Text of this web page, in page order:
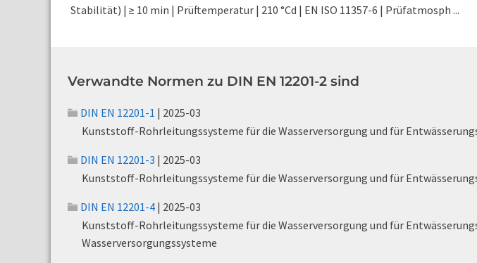
Stabilität) | ≥ 10 min | Prüftemperatur | 210 °Cd | EN ISO 11357-6 | Prüfatmosph ...
Verwandte Normen zu DIN EN 12201-2 sind
DIN EN 12201-1 | 2025-03
Kunststoff-Rohrleitungssysteme für die Wasserversorgung und für
DIN EN 12201-3 | 2025-03
Kunststoff-Rohrleitungssysteme für die Wasserversorgung und für
DIN EN 12201-4 | 2025-03
Kunststoff-Rohrleitungssysteme für die Wasserversorgung und für
Wasserversorgungssysteme